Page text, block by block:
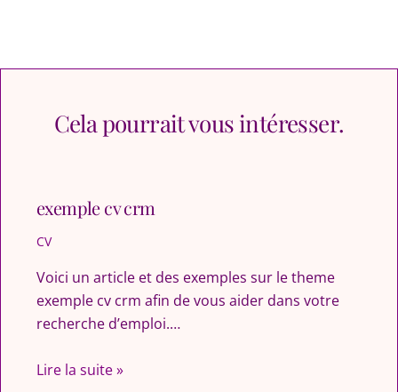
Cela pourrait vous intéresser.
exemple cv crm
CV
Voici un article et des exemples sur le theme
exemple cv crm afin de vous aider dans votre
recherche d’emploi.…
Lire la suite »